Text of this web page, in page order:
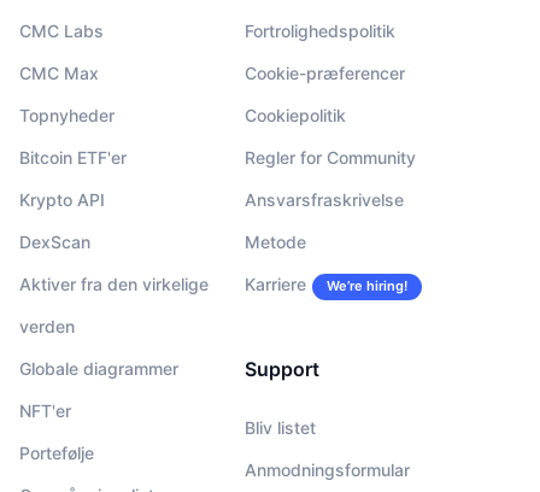
CMC Labs
CMC Max
Topnyheder
Bitcoin ETF'er
Krypto API
DexScan
Aktiver fra den virkelige
verden
Globale diagrammer
NFT'er
Portefølje
Fortrolighedspolitik
Cookie-præferencer
Cookiepolitik
Regler for Community
Ansvarsfraskrivelse
Metode
Karriere We’re hiring!
Support
Bliv listet
Anmodningsformular